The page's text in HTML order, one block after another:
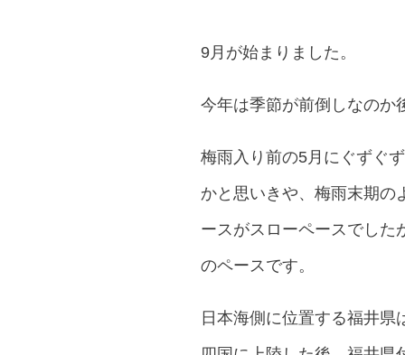
9月が始まりました。
今年は季節が前倒しなのか
梅雨入り前の5月にぐずぐ
かと思いきや、梅雨末期の
ースがスローペースでした
のペースです。
日本海側に位置する福井